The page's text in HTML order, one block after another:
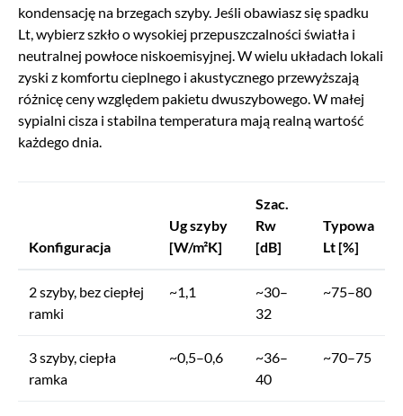
kondensację na brzegach szyby. Jeśli obawiasz się spadku
Lt, wybierz szkło o wysokiej przepuszczalności światła i
neutralnej powłoce niskoemisyjnej. W wielu układach lokali
zyski z komfortu cieplnego i akustycznego przewyższają
różnicę ceny względem pakietu dwuszybowego. W małej
sypialni cisza i stabilna temperatura mają realną wartość
każdego dnia.
Konfiguracja
Ug szyby
[W/m²K]
Szac.
Rw
[dB]
Typowa
Lt [%]
2 szyby, bez ciepłej
ramki
~1,1
~30–
32
~75–80
3 szyby, ciepła
ramka
~0,5–0,6
~36–
40
~70–75